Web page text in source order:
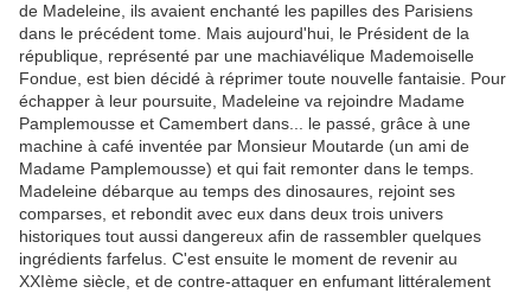
de Madeleine, ils avaient enchanté les papilles des Parisiens
dans le précédent tome. Mais aujourd'hui, le Président de la
république, représenté par une machiavélique Mademoiselle
Fondue, est bien décidé à réprimer toute nouvelle fantaisie. Pour
échapper à leur poursuite, Madeleine va rejoindre Madame
Pamplemousse et Camembert dans... le passé, grâce à une
machine à café inventée par Monsieur Moutarde (un ami de
Madame Pamplemousse) et qui fait remonter dans le temps.
Madeleine débarque au temps des dinosaures, rejoint ses
comparses, et rebondit avec eux dans deux trois univers
historiques tout aussi dangereux afin de rassembler quelques
ingrédients farfelus. C'est ensuite le moment de revenir au
XXIème siècle, et de contre-attaquer en enfumant littéralement